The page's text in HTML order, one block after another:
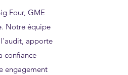
Four, GME
Notre équipe
l'audit, apporte
confiance
engagement